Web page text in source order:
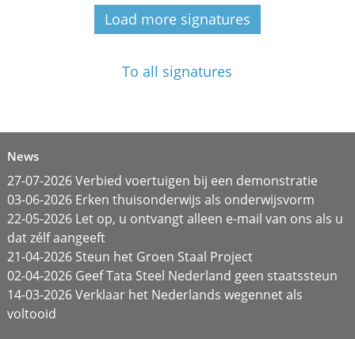
Load more signatures
To all signatures
News
27-07-2026 Verbied voertuigen bij een demonstratie
03-06-2026 Erken thuisonderwijs als onderwijsvorm
22-05-2026 Let op, u ontvangt alleen e-mail van ons als u
dat zélf aangeeft
21-04-2026 Steun het Groen Staal Project
02-04-2026 Geef Tata Steel Nederland geen staatssteun
14-03-2026 Verklaar het Nederlands wegennet als
voltooid